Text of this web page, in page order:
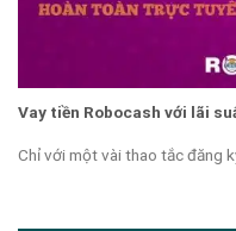
Vay tiền Robocash với lãi
Chỉ với một vài thao tắc đăng